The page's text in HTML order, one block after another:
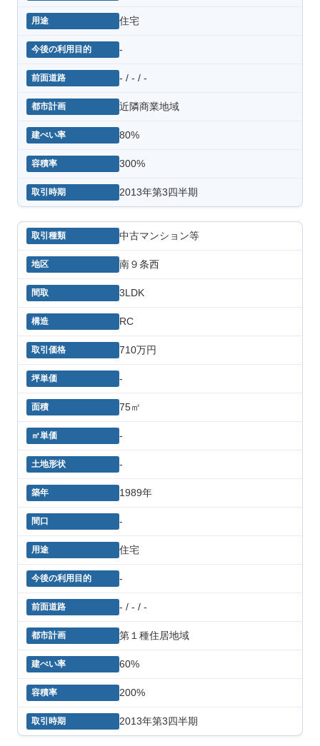
住宅
-
- / - / -
近隣商業地域
80%
300%
2013年第3四半期
中古マンション等
南９条西
3LDK
RC
710万円
-
75㎡
-
-
1989年
-
住宅
-
- / - / -
第１種住居地域
60%
200%
2013年第3四半期